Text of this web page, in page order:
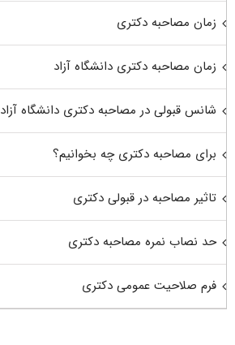
زمان مصاحبه دکتری
زمان مصاحبه دکتری دانشگاه آزاد
شانس قبولی در مصاحبه دکتری دانشگاه آزاد
برای مصاحبه دکتری چه بخوانیم؟
تاثیر مصاحبه در قبولی دکتری
حد نصاب نمره مصاحبه دکتری
فرم صلاحیت عمومی دکتری